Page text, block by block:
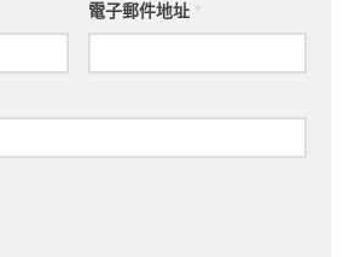
電子郵件地址